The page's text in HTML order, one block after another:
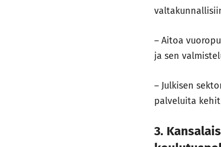
– Aitoa
ja sen
– Julkisen
palveluita
3.